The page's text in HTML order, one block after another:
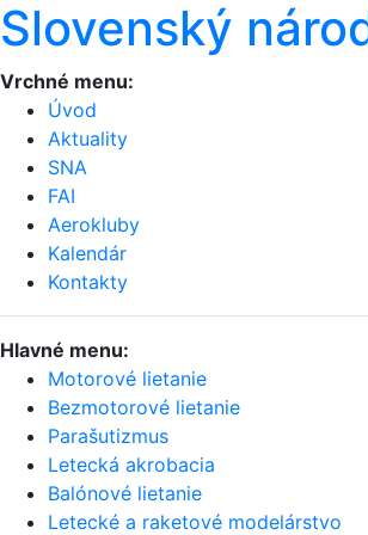
Slovenský
Vrchné menu:
Úvod
Aktuality
SNA
FAI
Aerokluby
Kalendár
Kontakty
Hlavné menu:
Motorové lietanie
Bezmotorové lietanie
Parašutizmus
Letecká akrobacia
Balónové lietanie
Letecké a raketové modelárstvo